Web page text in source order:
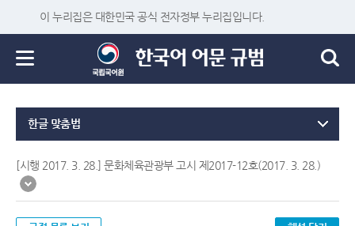
이 누리집은 대한민국 공식 전자정부 누리집입니다.
한글 맞춤법
[시행 2017. 3. 28.] 문화체육관광부 고시 제2017-12호(2017. 3. 28.)